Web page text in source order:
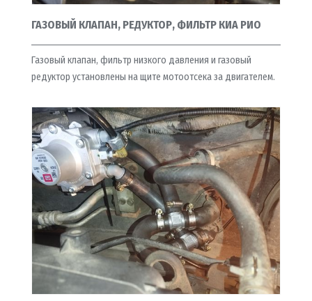
ГАЗОВЫЙ КЛАПАН, РЕДУКТОР, ФИЛЬТР КИА РИО
Газовый клапан, фильтр низкого давления и газовый
редуктор установлены на щите мотоотсека за двигателем.